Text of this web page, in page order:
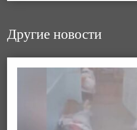
Другие новости